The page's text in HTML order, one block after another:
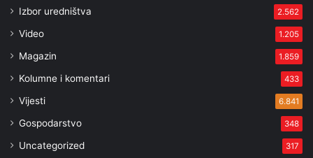
Izbor uredništva 2.562
Video 1.205
Magazin 1.859
Kolumne i komentari 433
Vijesti 6.841
Gospodarstvo 348
Uncategorized 317